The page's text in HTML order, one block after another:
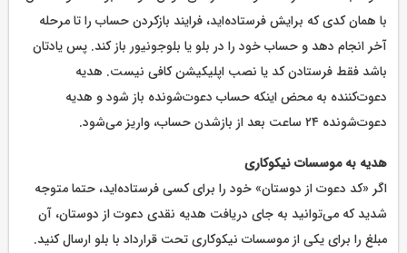
با همان کدی که برایش فرستاده‌اید، فرایند بازکردن حساب را تا مرحله
آخر انجام دهد و حساب خود را در بلو یا بلوجونیور باز کند. پس یادتان
باشد فقط فرستادن کد یا نصب اپلیکیشن کافی نیست. هدیه
دعوت‌کننده به محض اینکه حساب دعوت‌شونده باز شود و هدیه
دعوت‌شونده ۲۴ ساعت بعد از بازشدن حساب، واریز می‌شود.
هدیه به موسسات نیکوکاری
اگر «کد دعوت از دوستان» خود را برای کسی فرستاده‌اید، حتما متوجه
شدید که می‌توانید به جای دریافت هدیه نقدی دعوت از دوستان، آن
مبلغ را برای یکی از موسسات نیکوکاری تحت قرارداد با بلو ارسال کنید.